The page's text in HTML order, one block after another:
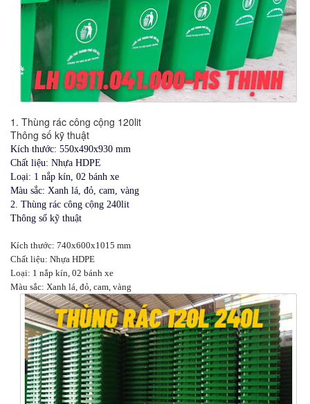
1. Thùng rác công cộng 120lit
Thông số kỹ thuật
Kích thước: 550x490x930 mm
Chất liệu: Nhựa HDPE
Loại: 1 nắp kín, 02 bánh xe
Màu sắc: Xanh lá, đỏ, cam, vàng
2. Thùng rác công cộng 240lit
Thông số kỹ thuật
Kích thước: 740x600x1015 mm
Chất liệu: Nhựa HDPE
Loại: 1 nắp kín, 02 bánh xe
Màu sắc: Xanh lá, đỏ, cam, vàng